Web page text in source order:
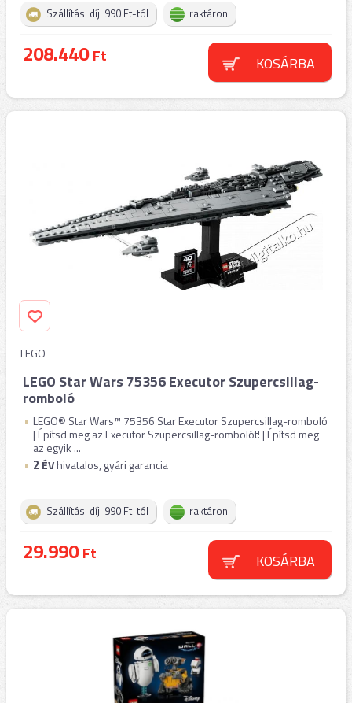
Szállítási díj: 990 Ft-tól raktáron
208.440Ft KOSÁRBA
LEGO
LEGO Star Wars 75356 Executor Szupercsillag-
romboló
LEGO® Star Wars™ 75356 Star Executor Szupercsillag-romboló
| Építsd meg az Executor Szupercsillag-rombolót! | Építsd meg
az egyik ...
2 ÉVhivatalos, gyári garancia
Szállítási díj: 990 Ft-tól raktáron
29.990Ft KOSÁRBA